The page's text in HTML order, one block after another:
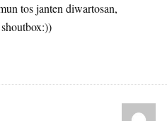
tos janten diwartosan,